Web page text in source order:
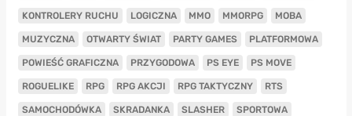
KONTROLERY RUCHU LOGICZNA MMO MMORPG MOBA
MUZYCZNA OTWARTY ŚWIAT PARTY GAMES PLATFORMOWA
POWIEŚĆ GRAFICZNA PRZYGODOWA PS EYE PS MOVE
ROGUELIKE RPG RPG AKCJI RPG TAKTYCZNY RTS
SAMOCHODÓWKA SKRADANKA SLASHER SPORTOWA